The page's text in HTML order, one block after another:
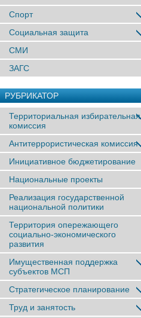
Спорт
Социальная защита
СМИ
ЗАГС
РУБРИКАТОР
Территориальная избирательная
комиссия
Антитеррористическая комиссия
Инициативное бюджетирование
Национальные проекты
Реализация государственной
национальной политики
Территория опережающего
социально-экономического
развития
Имущественная поддержка
субъектов МСП
Стратегическое планирование
Труд и занятость